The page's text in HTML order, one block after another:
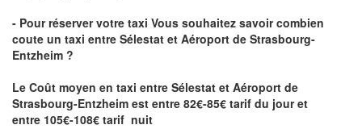
- Pour réserver votre taxi Vous souhaitez savoircombien
coute un taxi entre Sélestat et Aéroport de Strasbourg-
Entzheim ?
Le Coût moyen en taxi entre Sélestat et Aéroport de
Strasbourg-Entzheim est entre 82€-85€ tarif du jour et
entre 105€-108€ tarif nuit